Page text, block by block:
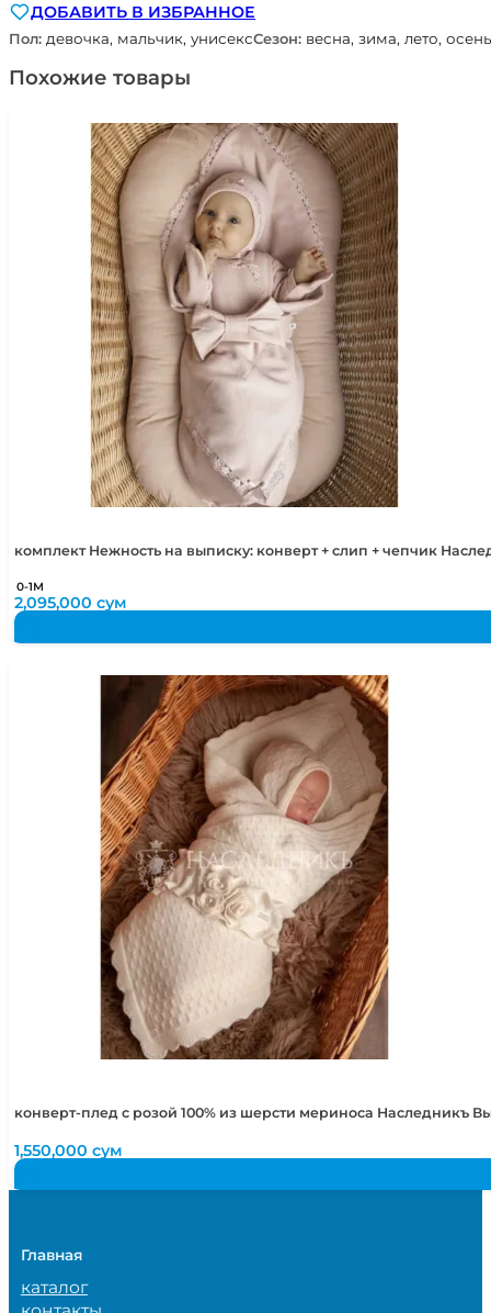
кружевной
с
цв.
кружево:
Наследникъ
Выжанова
ДОБАВИТЬ В ИЗБРАННОЕ
Пол: девочка, мальчик, унисексСезон: весна, зима, лето, осень
Похожие товары
комплект Нежность на выписку: конверт + слип + чепчик
0-1М
2,095,000сум
конверт-плед с розой 100% из шерсти мериноса Наследникъ
1,550,000сум
Главная
каталог